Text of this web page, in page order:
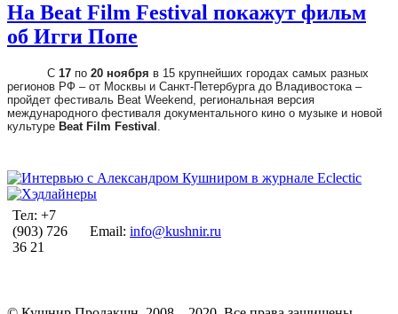
На Beat Film Festival покажут фильм
об Игги Попе
С 17 по 20 ноября в 15 крупнейших городах самых разных
регионов РФ – от Москвы и Санкт-Петербурга до Владивостока –
пройдет фестиваль Beat Weekend, региональная версия
международного фестиваля документального кино о музыке и новой
культуре Beat Film Festival .
Тел: +7
(903) 726
36 21
Email: info@kushnir.ru